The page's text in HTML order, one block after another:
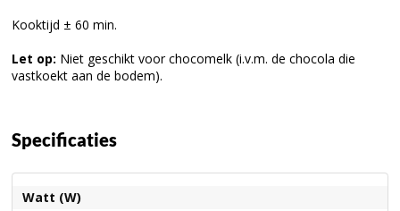
Kooktijd ± 60 min.
Let op: Niet geschikt voor chocomelk (i.v.m. de chocola die
vastkoekt aan de bodem).
Specificaties
Watt (W)